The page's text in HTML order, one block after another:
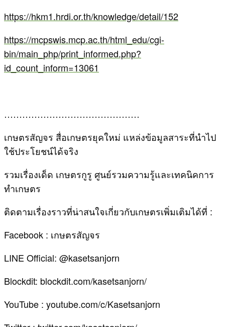
https://hkm1.hrdi.or.th/knowledge/detail/152
https://mcpswis.mcp.ac.th/html_edu/cgi-
bin/main_php/print_informed.php?
id_count_inform=13061
………………………………………
เกษตรสัญจร สื่อเกษตรยุคใหม่ แหล่งข้อมูลสาระที่นำไป
ใช้ประโยชน์ได้จริง
รวมเรื่องเด็ด เกษตรกูรู ศูนย์รวมความรู้และเทคนิคการ
ทำเกษตร
ติดตามเรื่องราวที่น่าสนใจเกี่ยวกับเกษตรเพิ่มเติมได้ที่ :
Facebook : เกษตรสัญจร
LINE Official: @kasetsanjorn
Blockdit: blockdit.com/kasetsanjorn/
YouTube : youtube.com/c/Kasetsanjorn